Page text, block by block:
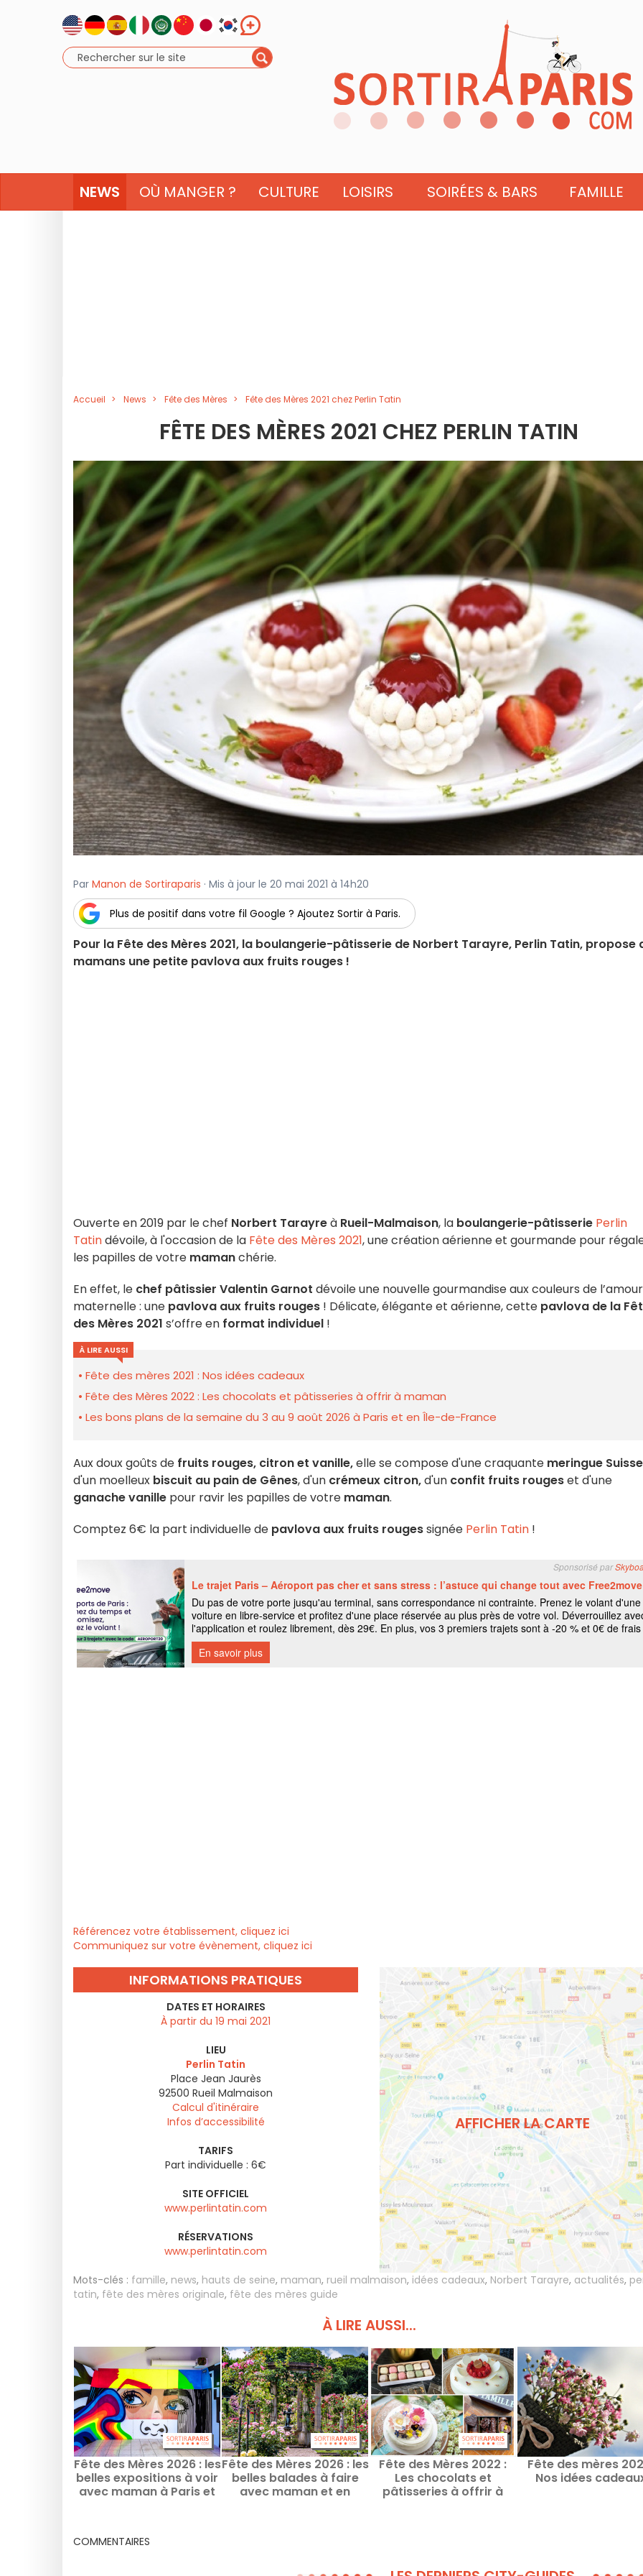
NEWS OÙ MANGER ? CULTURE LOISIRS SOIRÉES & BARS FAMILLE
Accueil News Fête des Mères Fête des Mères 2021 chez Perlin Tatin
FÊTE DES MÈRES 2021 CHEZ PERLIN TATIN
Par Manon de Sortiraparis · Mis à jour le 20 mai 2021 à 14h20
Plus de positif dans votre fil Google ? Ajoutez Sortir à Paris.
Pour la Fête des Mères 2021, la boulangerie-pâtisserie de Norbert Tarayre, Perlin Tatin, propose
mamans une petite pavlova aux fruits rouges !
Ouverte en 2019 par le chef Norbert Tarayreà Rueil-Malmaison, la boulangerie-pâtisserie Perlin
Tatindévoile, à l'occasion de la Fête des Mères 2021, une création aérienne et gourmande pour
les papilles de votre mamanchérie.
En effet, le chef pâtissier Valentin Garnot dévoile une nouvelle gourmandise aux couleurs de l’amour
maternelle : une pavlova aux fruits rouges ! Délicate, élégante et aérienne, cette pavlova de la
des Mères 2021 s’offre en format individuel !
À LIRE AUSSI
Fête des mères 2021 : Nos idées cadeaux
Fête des Mères 2022 : Les chocolats et pâtisseries à offrir à maman
Les bons plans de la semaine du 3 au 9 août 2026 à Paris et en Île-de-France
Aux doux goûts de fruits rouges, citron et vanille,elle se compose d'une craquante meringue Suisse
d'un moelleux biscuit au pain de Gênes, d'un crémeux citron,d'un confit fruits rougeset d'une
ganache vanille pour ravir les papilles de votre maman.
Comptez 6€ la part individuelle de pavlova aux fruits rougessignée Perlin Tatin !
Référencez votre établissement, cliquez ici
Communiquez sur votre évènement, cliquez ici
INFORMATIONS PRATIQUES
DATES ET HORAIRES
À partir du 19 mai 2021
LIEU
Perlin Tatin
Place Jean Jaurès
92500 Rueil Malmaison
Calcul d'itinéraire
Infos d’accessibilité
TARIFS
Part individuelle : 6€
SITE OFFICIEL
www.perlintatin.com
RÉSERVATIONS
www.perlintatin.com
AFFICHER LA CARTE
Mots-clés : famille, news, hauts de seine, maman, rueil malmaison, idées cadeaux, Norbert Tarayre, actualités,
tatin, fête des mères originale, fête des mères guide
À LIRE AUSSI...
Fête des Mères 2026 : les
belles expositions à voir
avec maman à Paris et
Fête des Mères 2026 : les
belles balades à faire
avec maman et en
Fête des Mères 2022 :
Les chocolats et
pâtisseries à offrir à
Fête des mères
Nos idées
COMMENTAIRES